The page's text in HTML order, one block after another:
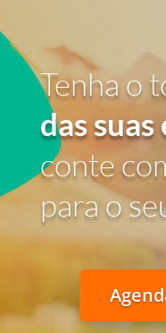
Tenha o
das
conte
para o